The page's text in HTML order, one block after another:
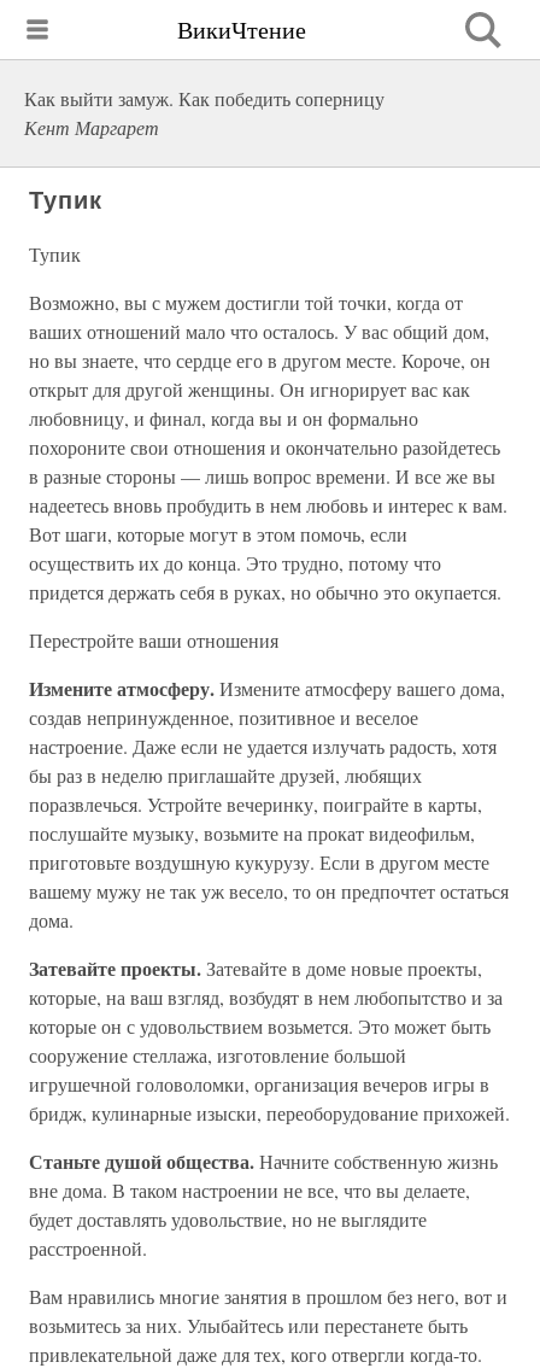
ВикиЧтение
Как выйти замуж. Как победить соперницу
Кент Маргарет
Тупик
Тупик
Возможно, вы с мужем достигли той точки, когда от
ваших отношений мало что осталось. У вас общий дом,
но вы знаете, что сердце его в другом месте. Короче, он
открыт для другой женщины. Он игнорирует вас как
любовницу, и финал, когда вы и он формально
похороните свои отношения и окончательно разойдетесь
в разные стороны — лишь вопрос времени. И все же вы
надеетесь вновь пробудить в нем любовь и интерес к вам.
Вот шаги, которые могут в этом помочь, если
осуществить их до конца. Это трудно, потому что
придется держать себя в руках, но обычно это окупается.
Перестройте ваши отношения
Измените атмосферу.Измените атмосферу вашего дома,
создав непринужденное, позитивное и веселое
настроение. Даже если не удается излучать радость, хотя
бы раз в неделю приглашайте друзей, любящих
поразвлечься. Устройте вечеринку, поиграйте в карты,
послушайте музыку, возьмите на прокат видеофильм,
приготовьте воздушную кукурузу. Если в другом месте
вашему мужу не так уж весело, то он предпочтет остаться
дома.
Затевайте проекты.Затевайте в доме новые проекты,
которые, на ваш взгляд, возбудят в нем любопытство и за
которые он с удовольствием возьмется. Это может быть
сооружение стеллажа, изготовление большой
игрушечной головоломки, организация вечеров игры в
бридж, кулинарные изыски, переоборудование прихожей.
Станьте душой общества.Начните собственную жизнь
вне дома. В таком настроении не все, что вы делаете,
будет доставлять удовольствие, но не выглядите
расстроенной.
Вам нравились многие занятия в прошлом без него, вот и
возьмитесь за них. Улыбайтесь или перестанете быть
привлекательной даже для тех, кого отвергли когда-то.